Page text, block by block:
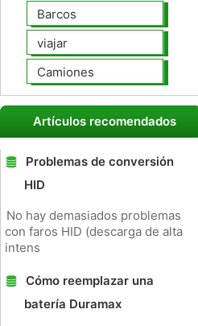
Barcos
viajar
Camiones
Artículos recomendados
Problemas de conversión
HID
No hay demasiados problemas
con faros HID (descarga de alta
intens
Cómo reemplazar una
batería Duramax